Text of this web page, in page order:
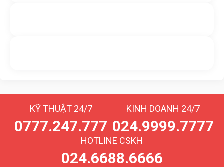
KỸ THUẬT 24/7
0777.247.777
KINH DOANH 24/7
024.9999.7777
HOTLINE CSKH
024.6688.6666